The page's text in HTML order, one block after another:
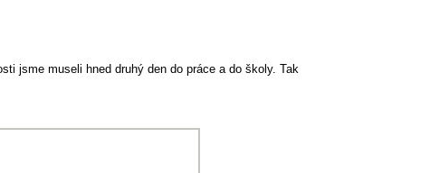
jsme museli hned druhý den do práce a do školy. Tak